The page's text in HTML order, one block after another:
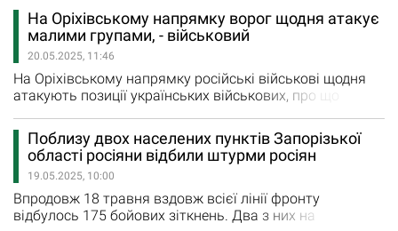
районі Кам’янського та у бік Малої Токмачки. Водночас
Сили оборони успішно відбили чотири ворожих
штурми поблизу Малинівки, що на Гуляйпільському
напрямку. Минулої доби росіяни завдали по Україні
загалом…
На Оріхівському напрямку ворог щодня атакує
малими групами, - військовий
20.05.2025, 11:46
На Оріхівському напрямку російські військові щодня
атакують позиції українських військових, про що
повідомив військовий Станіслав Бунятов, з позивним
«Осман», на Оріхівському напрямку ворог щодня лізе
малими групами по 3–5 осіб. «Працюють за різними
тактиками: на баггі, мотоциклах, уночі, вдень,…
Поблизу двох населених пунктів Запорізької
області росіяни відбили штурми росіян
19.05.2025, 10:00
Впродовж 18 травня вздовж всієї лінії фронту
відбулось 175 бойових зіткнень. Два з них на